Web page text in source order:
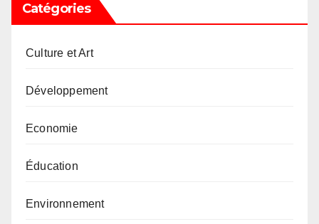
Catégories
Culture et Art
Développement
Economie
Éducation
Environnement